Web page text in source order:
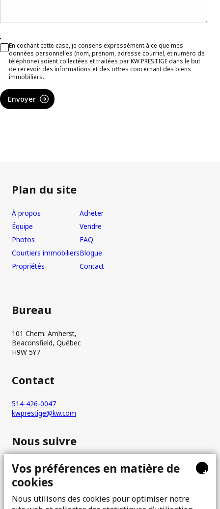
En cochant cette case, je consens expressément à ce que mes
données personnelles (nom, prénom, adresse courriel, et numéro de
téléphone) soient collectées et traitées par KW PRESTIGE dans le but
de recevoir des informations et des offres concernant des biens
immobiliers.
Envoyer
Plan du site
À propos
Équipe
Photos
Courtiers immobiliers
Propriétés
Acheter
Vendre
FAQ
Blogue
Contact
Bureau
101 Chem. Amherst,
Beaconsfield, Québec
H9W 5Y7
Contact
514-426-0047
kwprestige@kw.com
Nous suivre
+
Vos préférences en matière de
cookies
Nous utilisons des cookies pour optimiser notre